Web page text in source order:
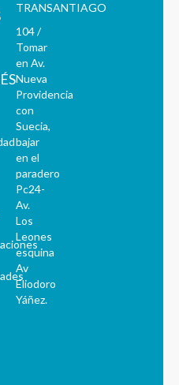
TRANSANTIAGO
104 /
Tomar
en Av.
Nueva
Providencia
con
Suecia,
bajar
en el
paradero
Pc24-
Av.
Los
Leones
esquina
Av
Eliodoro
Yáñez.